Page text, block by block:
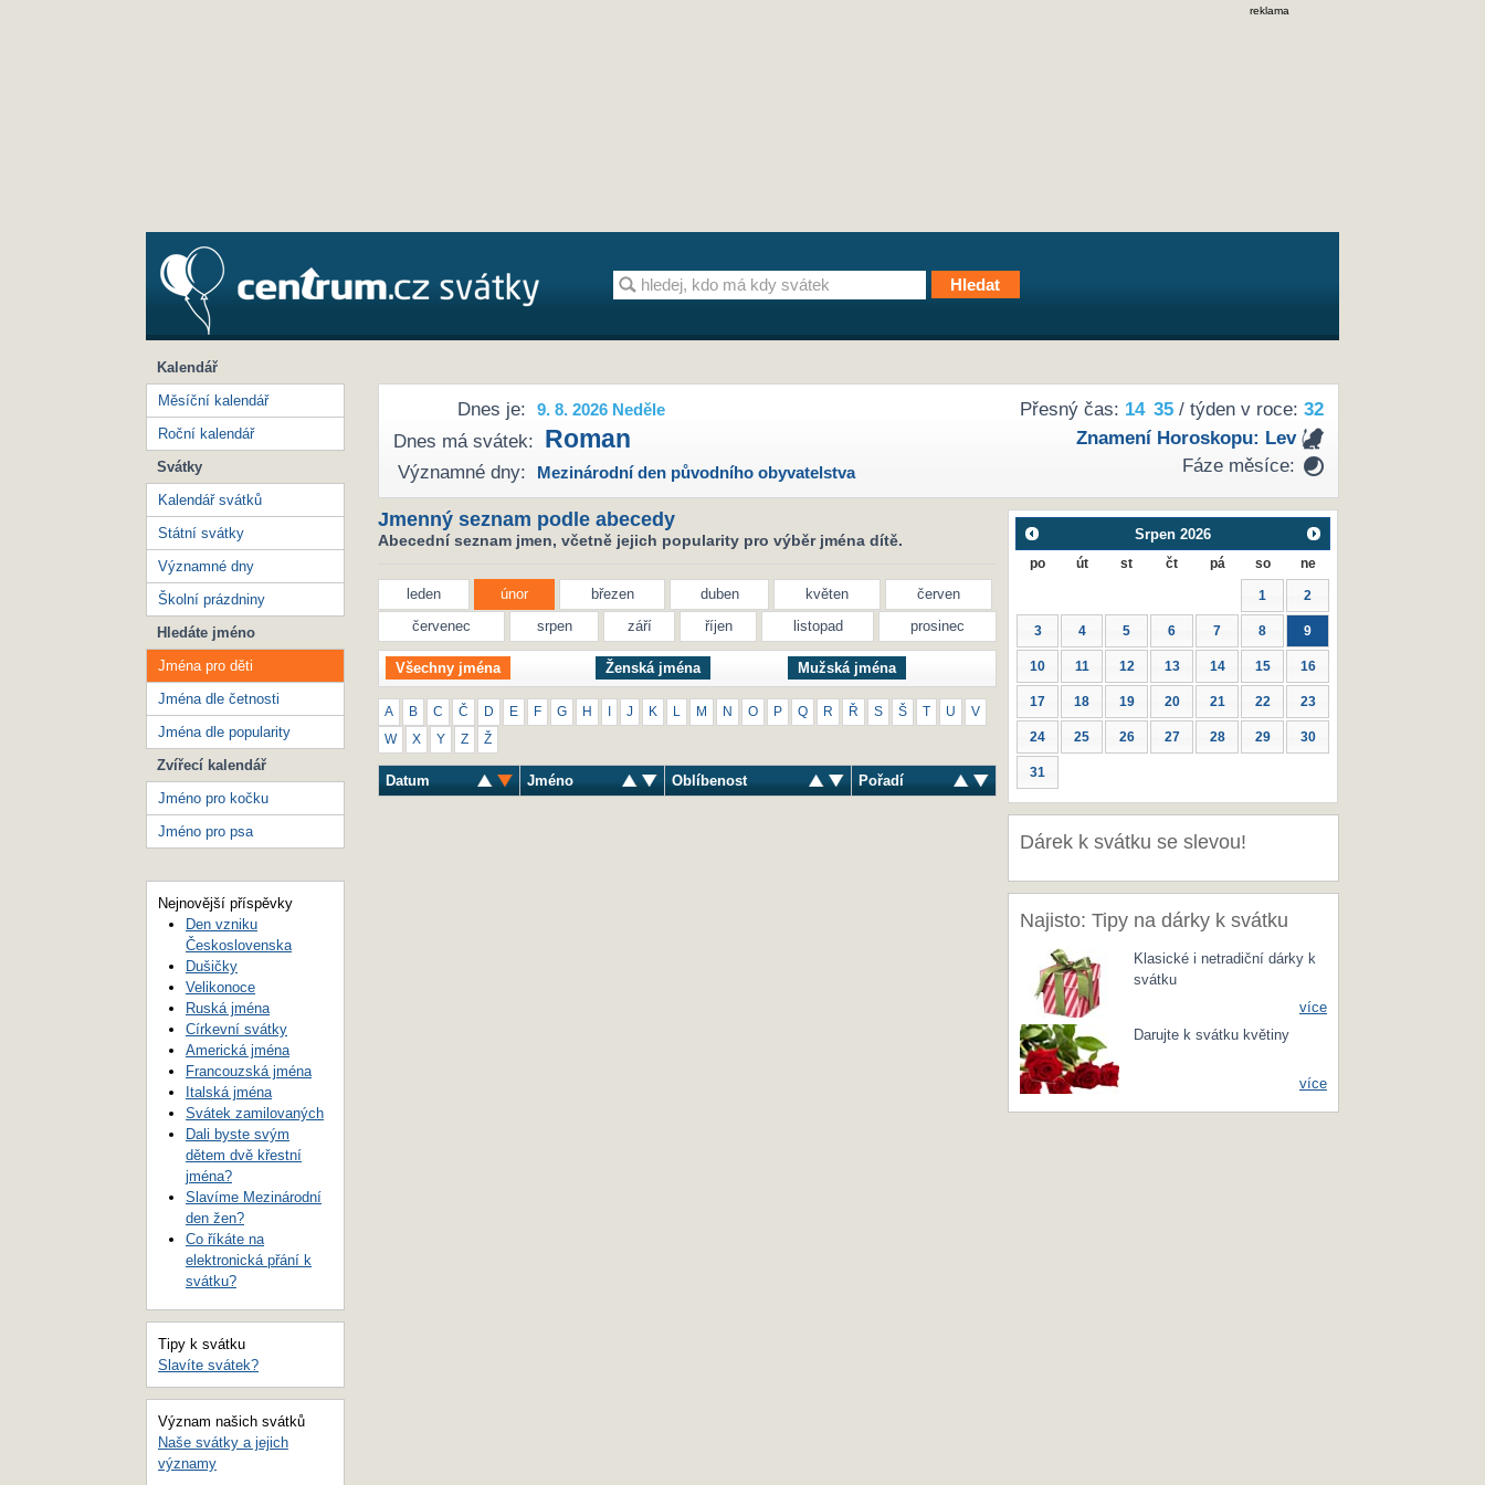
reklama
Přesný čas: 14 35/ týden v roce: 32
Znamení Horoskopu: Lev
Fáze měsíce:
Dnes je: 9. 8. 2026 Neděle
Dnes má svátek: Roman
Významné dny: Mezinárodní den původního obyvatelstva
Jmenný seznam podle abecedy
Abecední seznam jmen, včetně jejich popularity pro výběr jména dítě.
leden únor březen duben květen
červen
červenec
srpen září říjen listopad prosinec
Všechny jména Ženská jména Mužská jména
A B C Č D E F G H J K M N O P Q R Ř S Š T U V
W X Y Z Ž
Datum Jméno Oblíbenost Pořadí
Srpen 2026
po út st čt pá so ne
1 2
3 4 5 6 7 8 9
10 11 12 13 14 15 16
17 18 19 20 21 22 23
24 25 26 27 28 29 30
31
Dárek k svátku se slevou!
Najisto: Tipy na dárky k svátku
Klasické i netradiční dárky k
svátku
více
Darujte k svátku květiny
více
Kalendář
Měsíční kalendář
Roční kalendář
Svátky
Kalendář svátků
Státní svátky
Významné dny
Školní prázdniny
Hledáte jméno
Jména pro děti
Jména dle četnosti
Jména dle popularity
Zvířecí kalendář
Jméno pro kočku
Jméno pro psa
Nejnovější příspěvky
Den vzniku
Československa
Dušičky
Velikonoce
Ruská jména
Církevní svátky
Americká jména
Francouzská jména
Italská jména
Svátek zamilovaných
Dali byste svým
dětem dvě křestní
jména?
Slavíme Mezinárodní
den žen?
Co říkáte na
elektronická přání k
svátku?
Tipy k svátku
Slavíte svátek?
Význam našich svátků
Naše svátky a jejich
významy